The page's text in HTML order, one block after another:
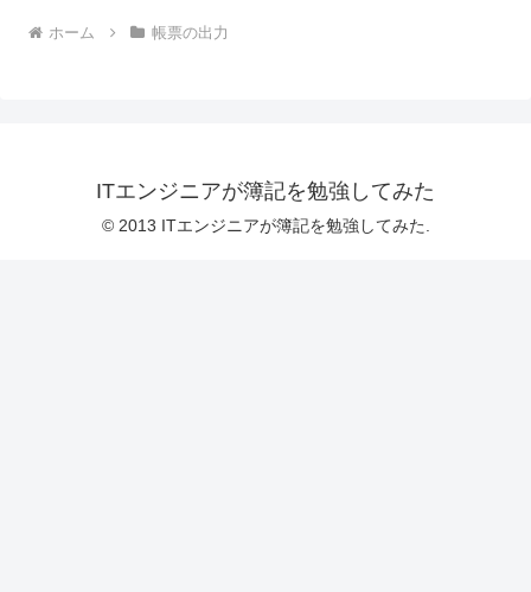
ホーム 帳票の出力
ITエンジニアが簿記を勉強してみた
© 2013 ITエンジニアが簿記を勉強してみた.